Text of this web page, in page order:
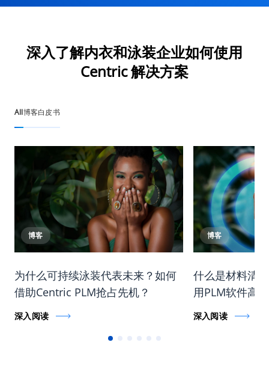
深入了解内衣和泳装企业如何使用
Centric 解决方案
All博客白皮书
博客
为什么可持续泳装代表未来？如何
借助Centric PLM抢占先机？
深入阅读
博客
什么是材料清
用PLM软件高
深入阅读